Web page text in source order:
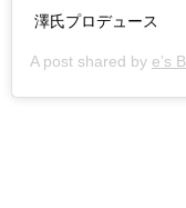
澤氏プロデュース
A post shared by e’s